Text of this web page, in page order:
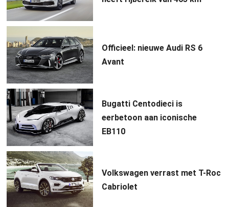
Officieel: nieuwe Audi RS 6
Avant
Bugatti Centodieci is
eerbetoon aan iconische
EB110
Volkswagen verrast met T-Roc
Cabriolet